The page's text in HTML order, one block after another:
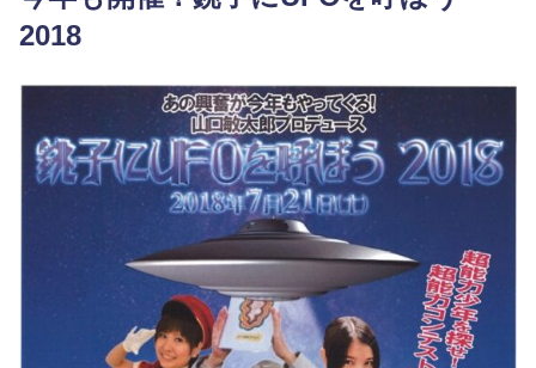
2018